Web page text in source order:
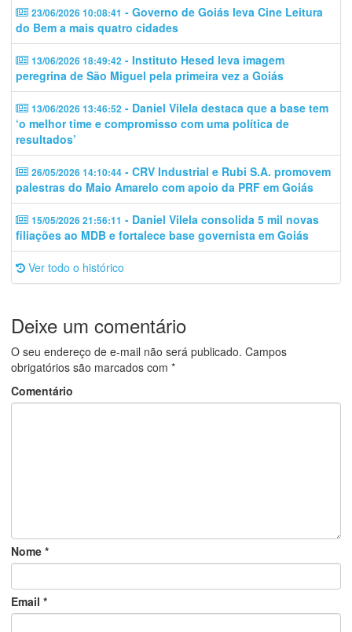
23/06/2026 10:08:41 - Governo de Goiás leva Cine Leitura
do Bem a mais quatro cidades
13/06/2026 18:49:42 - Instituto Hesed leva imagem
peregrina de São Miguel pela primeira vez a Goiás
13/06/2026 13:46:52 - Daniel Vilela destaca que a base tem
‘o melhor time e compromisso com uma política de
resultados’
26/05/2026 14:10:44 - CRV Industrial e Rubi S.A. promovem
palestras do Maio Amarelo com apoio da PRF em Goiás
15/05/2026 21:56:11 - Daniel Vilela consolida 5 mil novas
filiações ao MDB e fortalece base governista em Goiás
Ver todo o histórico
Deixe um comentário
O seu endereço de e-mail não será publicado. Campos
obrigatórios são marcados com *
Comentário
Nome *
Email *